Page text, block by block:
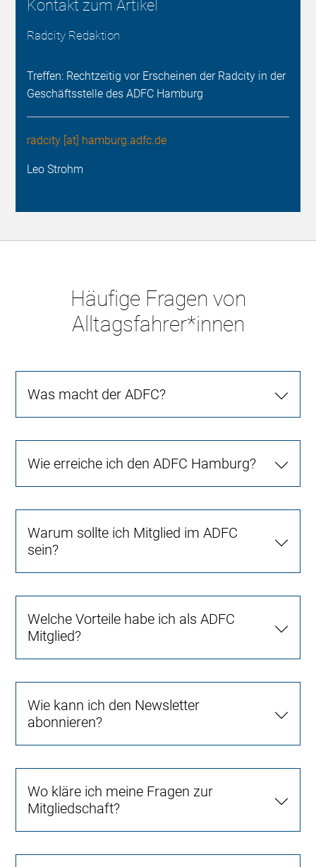
Kontakt zum Artikel
Radcity Redaktion
Treffen: Rechtzeitig vor Erscheinen der Radcity in der
Geschäftsstelle des ADFC Hamburg
radcity [at] hamburg.adfc.de
Leo Strohm
Häufige Fragen von
Alltagsfahrer*innen
Was macht der ADFC?
Wie erreiche ich den ADFC Hamburg?
Warum sollte ich Mitglied im ADFC
sein?
Welche Vorteile habe ich als ADFC
Mitglied?
Wie kann ich den Newsletter
abonnieren?
Wo kläre ich meine Fragen zur
Mitgliedschaft?